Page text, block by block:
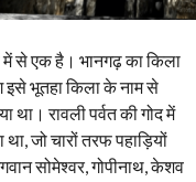
में से एक है। भानगढ़ का किला
भूतहा किला के नाम से
था। रावली पर्वत की गोद में
जो चारों तरफ पहाड़ियों
सोमेश्वर, गोपीनाथ, केशव